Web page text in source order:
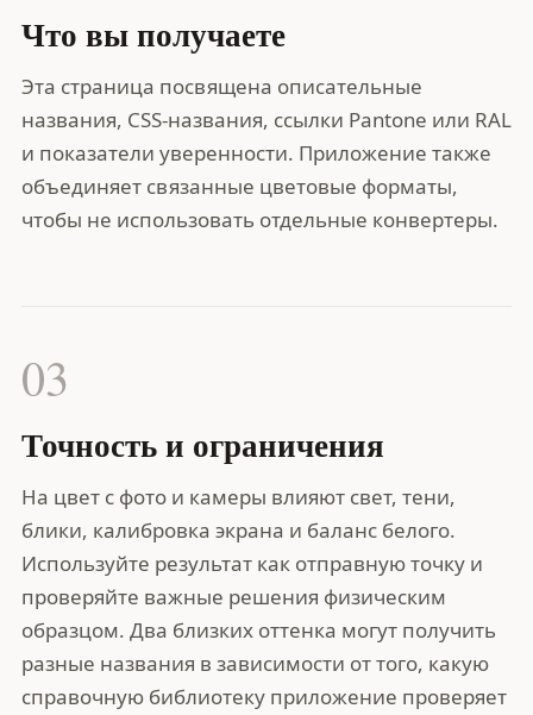
Что вы получаете
Эта страница посвящена описательные
названия, CSS-названия, ссылки Pantone или RAL
и показатели уверенности. Приложение также
объединяет связанные цветовые форматы,
чтобы не использовать отдельные конвертеры.
03
Точность и ограничения
На цвет с фото и камеры влияют свет, тени,
блики, калибровка экрана и баланс белого.
Используйте результат как отправную точку и
проверяйте важные решения физическим
образцом. Два близких оттенка могут получить
разные названия в зависимости от того, какую
справочную библиотеку приложение проверяет